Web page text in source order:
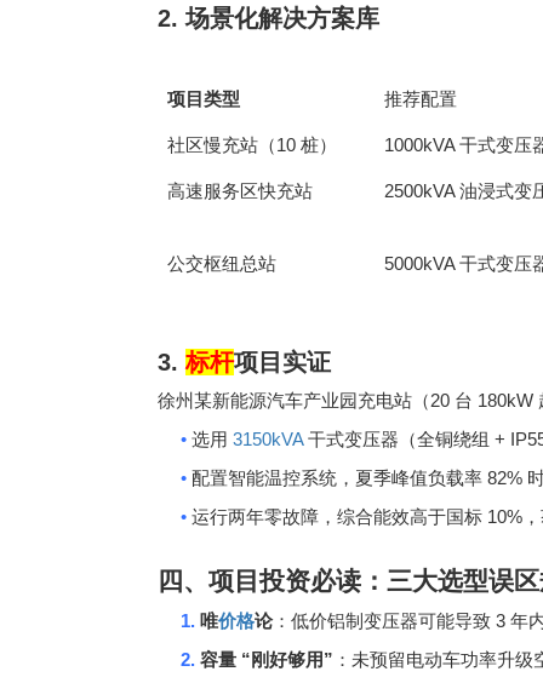
2.场景化解决方案库
项目类型 推荐配置
社区慢充站（10 桩） 1000kVA干式变压
高速服务区快充站 2500kVA油浸式变
公交枢纽总站 5000kVA干式变压
3.标杆项目实证
徐州某新能源汽车产业园充电站（20 台 180kW
• 选用 3150kVA 干式变压器（全铜绕组 +
• 配置智能温控系统，夏季峰值负载率 82%
• 运行两年零故障，综合能效高于国标 10%
四、项目投资必读：三大选型误
1. 唯价格论：低价铝制变压器可能导致 3 年
2. 容量 “ 刚好够用” ：未预留电动车功率升级